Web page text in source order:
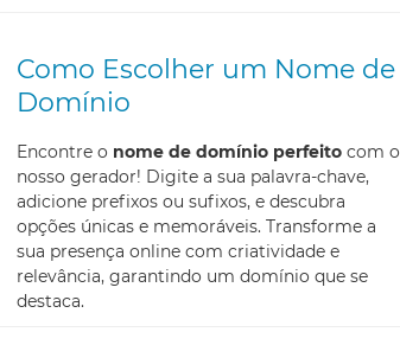
Como Escolher um Nome de
Domínio
Encontre o nome de domínio perfeito com o
nosso gerador! Digite a sua palavra-chave,
adicione prefixos ou sufixos, e descubra
opções únicas e memoráveis. Transforme a
sua presença online com criatividade e
relevância, garantindo um domínio que se
destaca.